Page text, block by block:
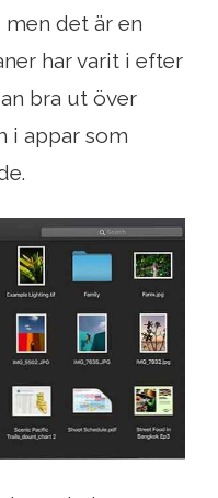
det är en
har varit i efter
bra ut över
i appar som